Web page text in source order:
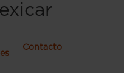
Contacto